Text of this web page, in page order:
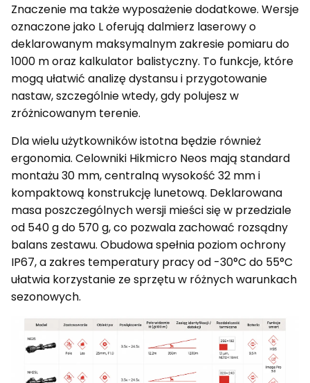
Znaczenie ma także wyposażenie dodatkowe. Wersje
oznaczone jako L oferują dalmierz laserowy o
deklarowanym maksymalnym zakresie pomiaru do
1000 m oraz kalkulator balistyczny. To funkcje, które
mogą ułatwić analizę dystansu i przygotowanie
nastaw, szczególnie wtedy, gdy polujesz w
zróżnicowanym terenie.
Dla wielu użytkowników istotna będzie również
ergonomia. Celowniki Hikmicro Neos mają standard
montażu 30 mm, centralną wysokość 32 mm i
kompaktową konstrukcję lunetową. Deklarowana
masa poszczególnych wersji mieści się w przedziale
od 540 g do 570 g, co pozwala zachować rozsądny
balans zestawu. Obudowa spełnia poziom ochrony
IP67, a zakres temperatury pracy od -30°C do 55°C
ułatwia korzystanie ze sprzętu w różnych warunkach
sezonowych.